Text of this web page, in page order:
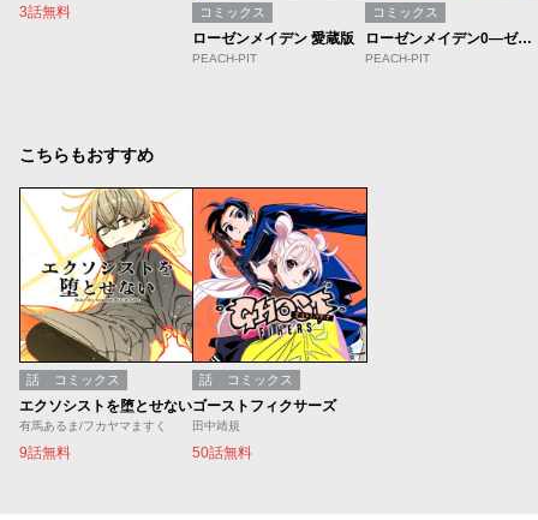
3話無料 コミックス
ローゼンメイデン 愛蔵版
PEACH-PIT
コミックス
ローゼンメイデン0—ゼロ—
PEACH-PIT
こちらもおすすめ
話 コミックス
エクソシストを堕とせない
有馬あるま/フカヤマますく
9話無料
話 コミックス
ゴーストフィクサーズ
田中靖規
50話無料